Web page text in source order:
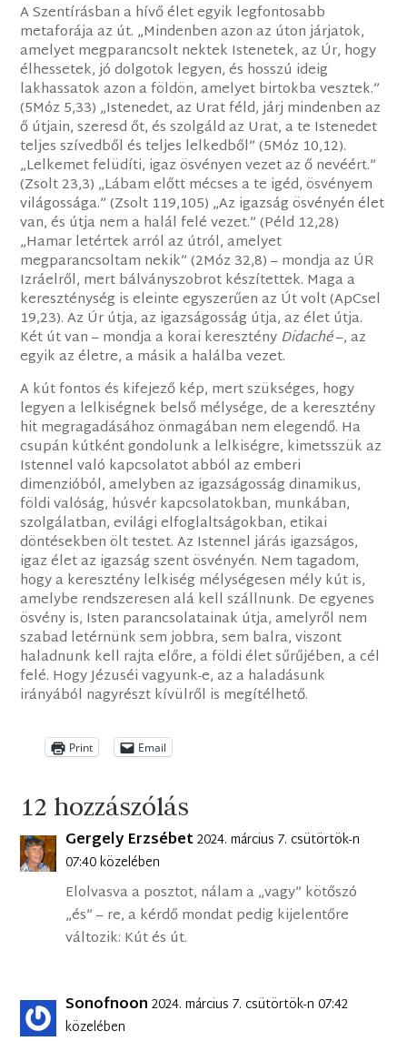
A Szentírásban a hívő élet egyik legfontosabb
metaforája az út. „Mindenben azon az úton járjatok,
amelyet megparancsolt nektek Istenetek, az Úr, hogy
élhessetek, jó dolgotok legyen, és hosszú ideig
lakhassatok azon a földön, amelyet birtokba vesztek.”
(5Móz 5,33) „Istenedet, az Urat féld, járj mindenben az
ő útjain, szeresd őt, és szolgáld az Urat, a te Istenedet
teljes szívedből és teljes lelkedből” (5Móz 10,12).
„Lelkemet felüdíti, igaz ösvényen vezet az ő nevéért.”
(Zsolt 23,3) „Lábam előtt mécses a te igéd, ösvényem
világossága.” (Zsolt 119,105) „Az igazság ösvényén élet
van, és útja nem a halál felé vezet.” (Péld 12,28)
„Hamar letértek arról az útról, amelyet
megparancsoltam nekik” (2Móz 32,8) – mondja az ÚR
Izráelről, mert bálványszobrot készítettek. Maga a
kereszténység is eleinte egyszerűen az Út volt (ApCsel
19,23). Az Úr útja, az igazságosság útja, az élet útja.
Két út van – mondja a korai keresztényDidaché–, az
egyik az életre, a másik a halálba vezet.
A kút fontos és kifejező kép, mert szükséges, hogy
legyen a lelkiségnek belső mélysége, de a keresztény
hit megragadásához önmagában nem elegendő. Ha
csupán kútként gondolunk a lelkiségre, kimetsszük az
Istennel való kapcsolatot abból az emberi
dimenzióból, amelyben az igazságosság dinamikus,
földi valóság, húsvér kapcsolatokban, munkában,
szolgálatban, evilági elfoglaltságokban, etikai
döntésekben ölt testet. Az Istennel járás igazságos,
igaz élet az igazság szent ösvényén. Nem tagadom,
hogy a keresztény lelkiség mélységesen mély kút is,
amelybe rendszeresen alá kell szállnunk. De egyenes
ösvény is, Isten parancsolatainak útja, amelyről nem
szabad letérnünk sem jobbra, sem balra, viszont
haladnunk kell rajta előre, a földi élet sűrűjében, a cél
felé. Hogy Jézuséi vagyunk-e, az a haladásunk
irányából nagyrészt kívülről is megítélhető.
Print Email
12 hozzászólás
Gergely Erzsébet2024. március 7. csütörtök-n
07:40 közelében
Elolvasva a posztot, nálam a „vagy” kötőszó
„és” – re, a kérdő mondat pedig kijelentőre
változik: Kút és út.
Sonofnoon 2024. március 7. csütörtök-n 07:42
közelében